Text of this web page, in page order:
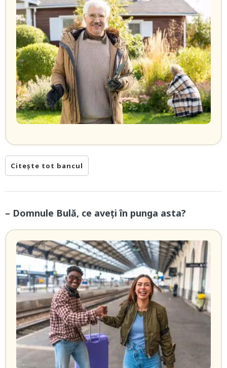
Citește tot bancul
– Domnule Bulă, ce aveți în punga asta?